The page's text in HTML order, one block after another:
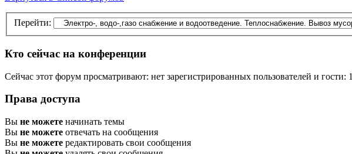
Перейти:
Кто сейчас на конференции
Сейчас этот форум просматривают: нет зарегистрированных пользователей и гости: 1
Права доступа
Вы не можете начинать темы
Вы не можете отвечать на сообщения
Вы не можете редактировать свои сообщения